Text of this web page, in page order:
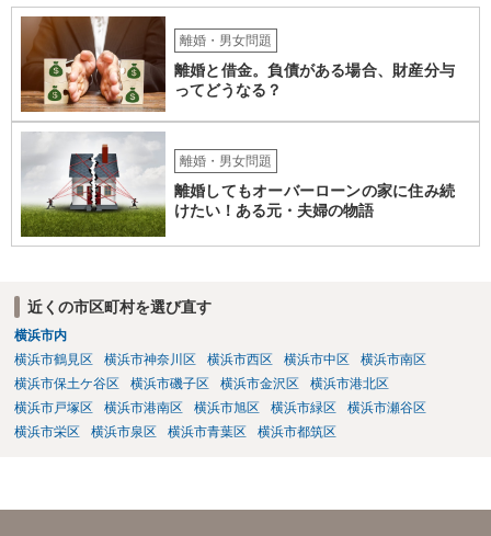
離婚・男女問題
離婚と借金。負債がある場合、財産分与
ってどうなる？
離婚・男女問題
離婚してもオーバーローンの家に住み続
けたい！ある元・夫婦の物語
近くの市区町村を選び直す
横浜市内
横浜市鶴見区
横浜市神奈川区 横浜市西区 横浜市中区
横浜市南区
横浜市保土ケ谷区
横浜市磯子区 横浜市金沢区
横浜市港北区
横浜市戸塚区
横浜市港南区 横浜市旭区 横浜市緑区
横浜市瀬谷区
横浜市栄区
横浜市泉区 横浜市青葉区 横浜市都筑区